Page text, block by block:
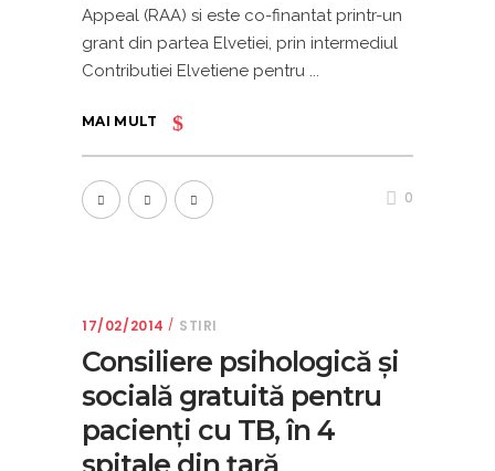
Appeal (RAA) si este co-finantat printr-un
grant din partea Elvetiei, prin intermediul
Contributiei Elvetiene pentru
MAI MULT
0
17/02/2014 STIRI
Consiliere psihologică și
socială gratuită pentru
pacienți cu TB, în 4
spitale din țară